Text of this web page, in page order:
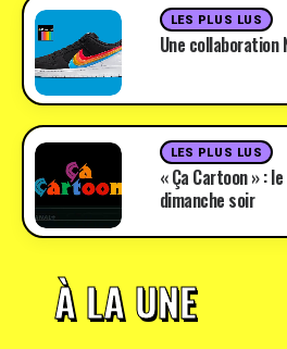
LES PLUS LUS
Une collaboration
LES PLUS LUS
« Ça Cartoon » :
dimanche soir
À LA UNE